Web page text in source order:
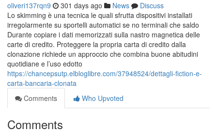
oliveri137rqn9 301 days ago News
Discuss
Lo skimming è una tecnica le quali sfrutta dispositivi installati
irregolarmente su sportelli automatici se no terminali che saldo
Durante copiare i dati memorizzati sulla nastro magnetica delle
carte di credito. Proteggere la propria carta di credito dalla
clonazione richiede un approccio che combina buone abitudini
quotidiane e l’uso edotto
https://chancepsutp.elbloglibre.com/37948524/dettagli-fiction-e-
carta-bancaria-clonata
Comments
Who Upvoted
Comments